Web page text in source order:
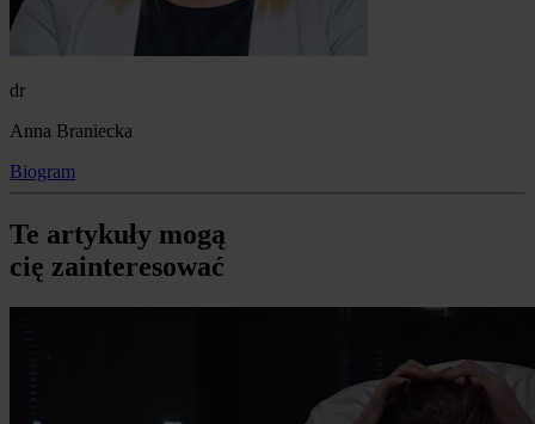
dr
Anna Braniecka
Biogram
Te artykuły mogą
cię zainteresować